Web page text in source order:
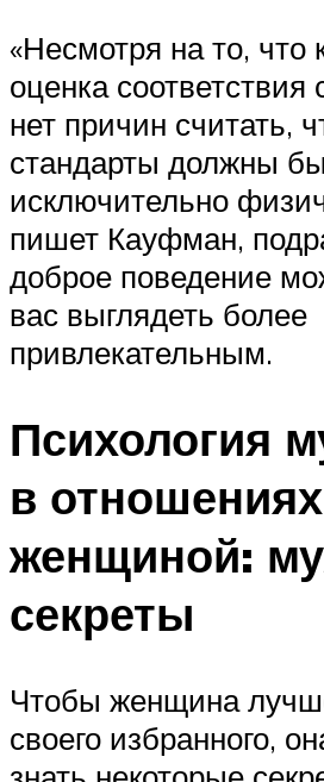
«Несмотря на то, что
оценка соответствия
нет причин считать,
стандарты должны
исключительно
пишет Кауфман,
доброе поведение
вас выглядеть более
привлекательным.
Психология
в
женщиной:
секреты
Чтобы женщина
своего избранного,